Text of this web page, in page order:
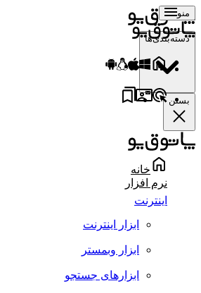
منو
دسته‌بندی‌ها
بستن
خانه
نرم افزار
اینترنت
ابزار اینترنت
ابزار وبمستر
ابزارهای جستجو